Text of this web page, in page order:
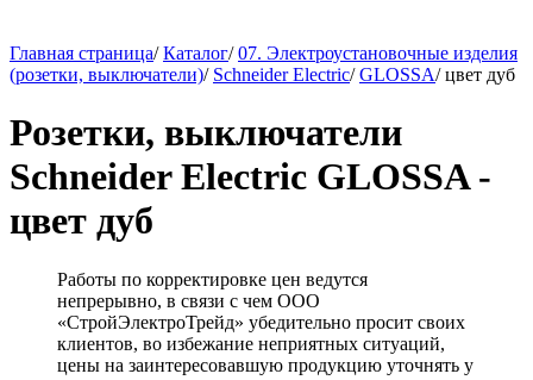
Главная страница/ Каталог/ 07. Электроустановочные изделия
(розетки, выключатели)/ Schneider Electric/ GLOSSA/ цвет дуб
Розетки, выключатели
Schneider Electric GLOSSA -
цвет дуб
Работы по корректировке цен ведутся
непрерывно, в связи с чем ООО
«СтройЭлектроТрейд» убедительно просит своих
клиентов, во избежание неприятных ситуаций,
цены на заинтересовавшую продукцию уточнять у